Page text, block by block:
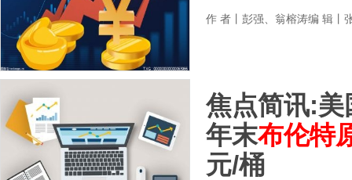
作 者丨彭强、翁榕涛编 辑丨
焦点简讯:美
年末布伦特
元/桶